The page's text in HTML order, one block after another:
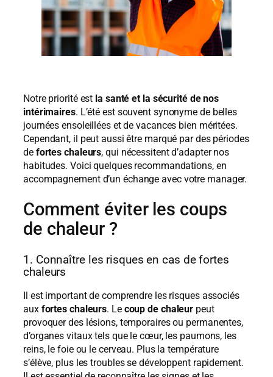
Notre priorité est la santé et la sécurité de nos
intérimaires. L’été est souvent synonyme de belles
journées ensoleillées et de vacances bien méritées.
Cependant, il peut aussi être marqué par des périodes
de fortes chaleurs, qui nécessitent d’adapter nos
habitudes. Voici quelques recommandations, en
accompagnement d’un échange avec votre manager.
Comment éviter les coups
de chaleur ?
1. Connaître les risques en cas de fortes
chaleurs
Il est important de comprendre les risques associés
aux fortes chaleurs. Le coup de chaleur peut
provoquer des lésions, temporaires ou permanentes,
d’organes vitaux tels que le cœur, les paumons, les
reins, le foie ou le cerveau. Plus la température
s’élève, plus les troubles se développent rapidement.